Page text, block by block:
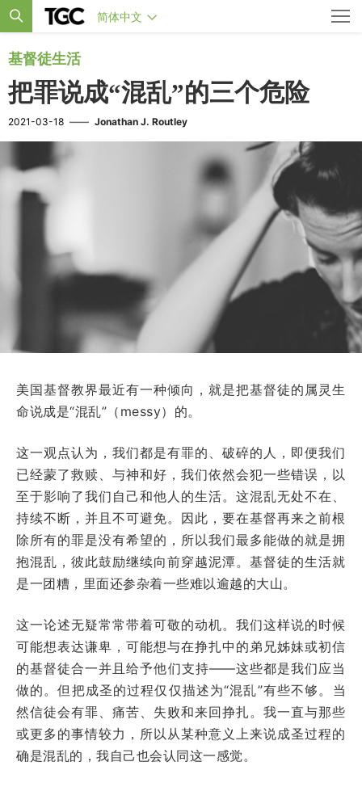
简体中文
基督徒生活
把罪说成“混乱”的三个危险
2021-03-18 —— Jonathan J. Routley
美国基督教界最近有一种倾向，就是把基督徒的属灵生
命说成是“混乱”（messy）的。
这一观点认为，我们都是有罪的、破碎的人，即便我们
已经蒙了救赎、与神和好，我们依然会犯一些错误，以
至于影响了我们自己和他人的生活。这混乱无处不在、
持续不断，并且不可避免。因此，要在基督再来之前根
除所有的罪是没有希望的，所以我们最多能做的就是拥
抱混乱，彼此鼓励继续向前穿越泥潭。基督徒的生活就
是一团糟，里面还参杂着一些难以逾越的大山。
这一论述无疑常常带着可敬的动机。我们这样说的时候
可能想表达谦卑，可能想与在挣扎中的弟兄姊妹或初信
的基督徒合一并且给予他们支持——这些都是我们应当
做的。但把成圣的过程仅仅描述为“混乱”有些不够。当
然信徒会有罪、痛苦、失败和来回挣扎。我一直与那些
或更多的事情较力，所以从某种意义上来说成圣过程的
确是混乱的，我自己也会认同这一感觉。